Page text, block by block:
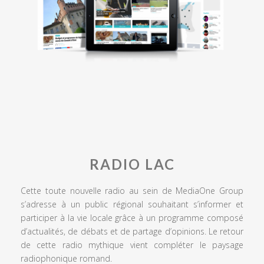
RADIO LAC
Cette toute nouvelle radio au sein de MediaOne Group
s’adresse à un public régional souhaitant s’informer et
participer à la vie locale grâce à un programme composé
d’actualités, de débats et de partage d’opinions. Le retour
de cette radio mythique vient compléter le paysage
radiophonique romand.